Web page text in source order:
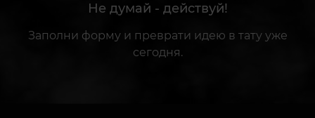
Не думай - действуй!
Заполни форму и преврати идею в тату уже
сегодня.